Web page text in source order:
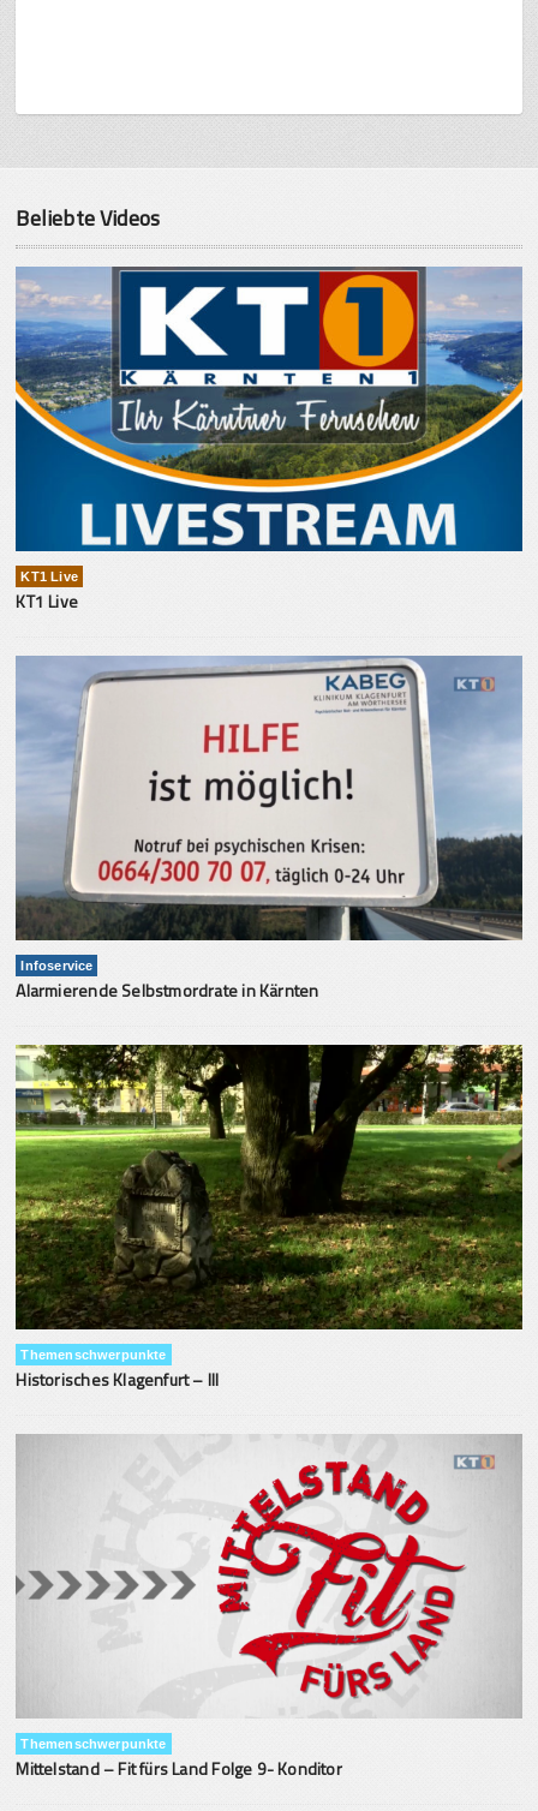
Beliebte Videos
KT1 Live
KT1 Live
Infoservice
Alarmierende Selbstmordrate in Kärnten
Themenschwerpunkte
Historisches Klagenfurt – III
Themenschwerpunkte
Mittelstand – Fit fürs Land Folge 9- Konditor